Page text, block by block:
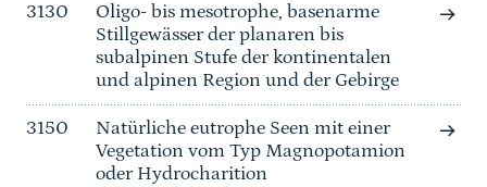
3130
Oligo- bis mesotrophe, basenarme
Stillgewässer der planaren bis
subalpinen Stufe der kontinentalen
und alpinen Region und der Gebirge
3150
Natürliche eutrophe Seen mit einer
Vegetation vom Typ Magnopotamion
oder Hydrocharition